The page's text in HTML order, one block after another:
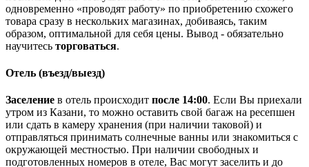
одновременно «проводят работу» по приобретению схожего
товара сразу в нескольких магазинах, добиваясь, таким
образом, оптимальной для себя цены. Вывод - обязательно
научитесь торговаться.
Отель (въезд/выезд)
Заселение в отель происходит после 14:00. Если Вы приехали
утром из Казани, то можно оставить свой багаж на ресепшен
или сдать в камеру хранения (при наличии таковой) и
отправляться принимать солнечные ванны или знакомиться с
окружающей местностью. При наличии свободных и
подготовленных номеров в отеле, Вас могут заселить и до